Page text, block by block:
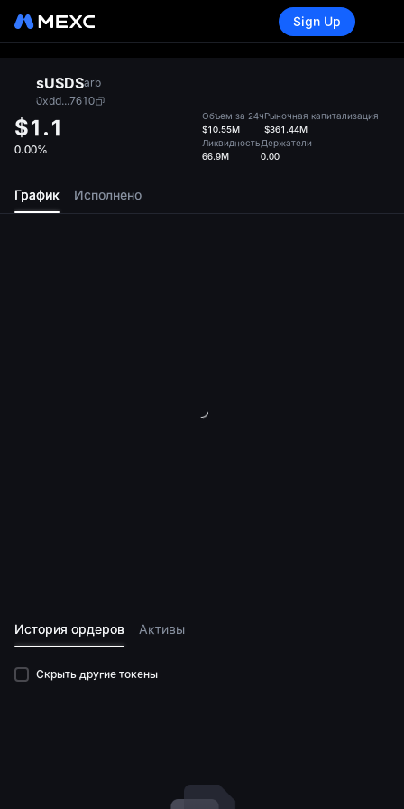
Sign Up
sUSDSarb
0xdd...7610
$1.1
0.00%
Объем за 24ч
$10.55M
Рыночная капитализация
$361.44M
Ликвидность
66.9M
Держатели
0.00
График Исполнено
История ордеров Активы
Скрыть другие токены